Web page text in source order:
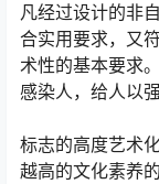
凡经过设计的非
合实用要求，又
术性的基本要求
感染人，给人以
标志的高度艺术
越高的文化素养